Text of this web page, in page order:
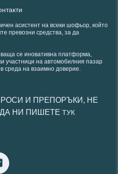
асистент на всеки шофьор, който
превозни средства, за да
се иновативна платформа,
участници на автомобилния пазар
среда на взаимно доверие.
И ПРЕПОРЪКИ, НЕ
НИ ПИШЕТЕ ТУК